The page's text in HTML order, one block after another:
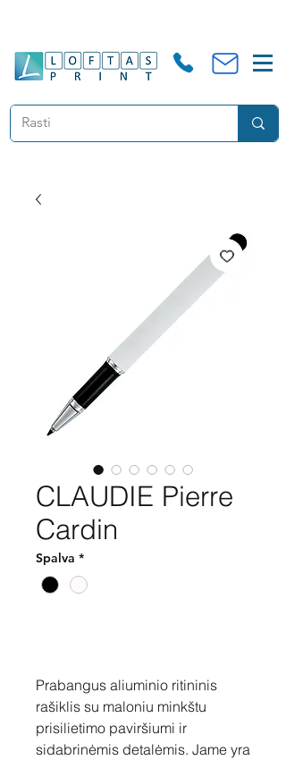
CLAUDIE Pierre
Cardin
Spalva *
Prabangus aliuminio ritininis
rašiklis su maloniu minkštu
prisilietimo paviršiumi ir
sidabrinėmis detalėmis. Jame yra